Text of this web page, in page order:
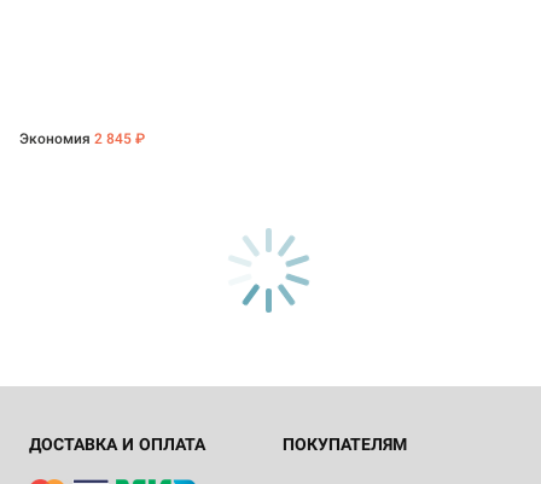
Экономия 2 845 ₽
ДОСТАВКА И ОПЛАТА ПОКУПАТЕЛЯМ